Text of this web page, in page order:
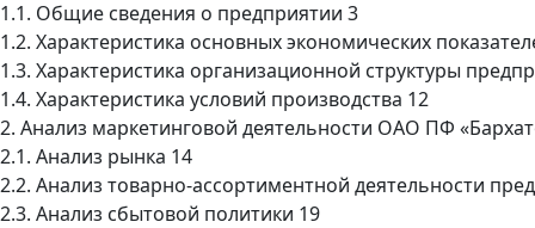
1.1. Общие сведения о предприятии 3
1.2. Характеристика основных экономических
1.3. Характеристика организационной структуры
1.4. Характеристика условий производства 12
2. Анализ маркетинговой деятельности ОАО ПФ
2.1. Анализ рынка 14
2.2. Анализ товарно-ассортиментной деятельности
2.3. Анализ сбытовой политики 19